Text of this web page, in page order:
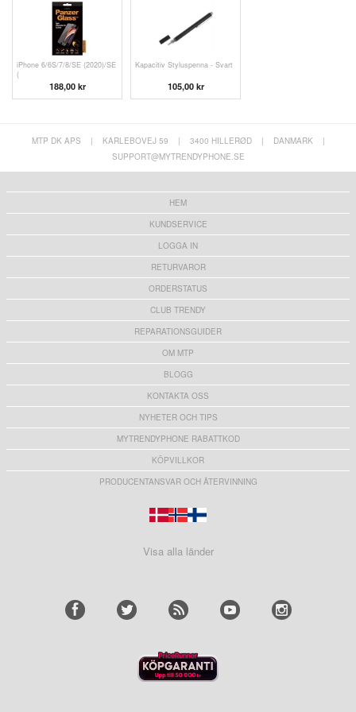
iPhone 6/6S/7/8/SE (2020)/SE
(
188,00 kr
Kapacitiv Styluspenna - Svart
105,00 kr
MTP DK APS | KARLEBOVEJ 59 | 3400 HILLERØD | DANMARK
|
SUPPORT@MYTRENDYPHONE.SE
HEM
KUNDSERVICE
LOGGA IN
RETURVAROR
ORDERSTATUS
CLUB TRENDY
REPARATIONSGUIDER
OM MTP
BLOGG
KONTAKTA OSS
NYHETER OCH TIPS
MYTRENDYPHONE RABATTKOD
KÖPVILLKOR
PRODUCENTANSVAR OCH ÅTERVINNING
Visa alla länder